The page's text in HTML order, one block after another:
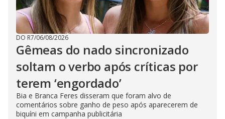
DO R7/06/08/2026
Gêmeas do nado sincronizado
soltam o verbo após críticas por
terem ‘engordado’
Bia e Branca Feres disseram que foram alvo de
comentários sobre ganho de peso após aparecerem de
biquíni em campanha publicitária